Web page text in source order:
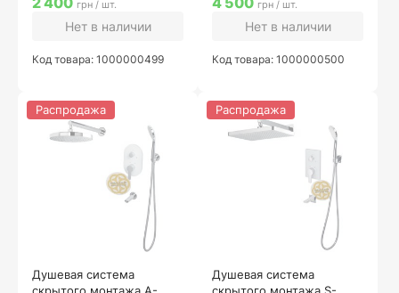
грн / шт.
Нет в наличии
Код товара: 1000000499
грн / шт.
Нет в наличии
Код товара: 1000000500
Душевая система
Распродажа
Душевая система
Распродажа